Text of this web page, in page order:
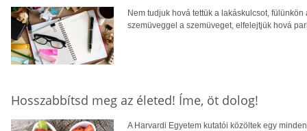
Nem tudjuk hová tettük a lakáskulcsot,
szemüveggel a szemüveget, elfelejtjük hová
Hosszabbítsd meg az életed! Íme, öt dolog!
A Harvardi Egyetem kutatói közöltek egy